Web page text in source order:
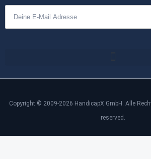
Copyright © 2009-2026 HandicapX GmbH. Alle
reserved.